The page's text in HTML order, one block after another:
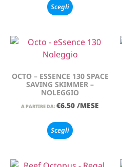
Scegli
OCTO – ESSENCE 130 SPACE
SAVING SKIMMER –
NOLEGGIO
A PARTIRE DA: €6.50 /MESE
Scegli